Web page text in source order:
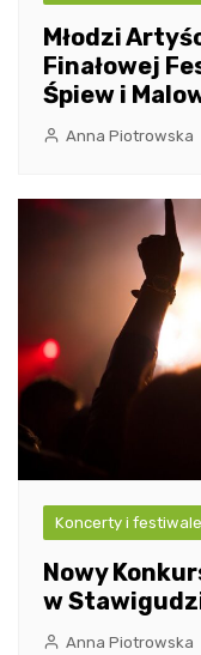
Młodzi
Finałowej
Śpiew i
Anna Piotrowska
Koncerty i festiwale
Nowy
w
Anna Piotrowska